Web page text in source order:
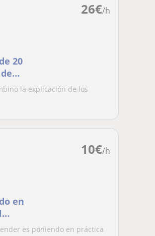
26€/h
20
la explicación de los
10€/h
en
es poniendo en práctica